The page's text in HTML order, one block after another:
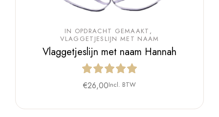
IN OPDRACHT GEMAAKT
VLAGGETJESLIJN MET NAAM
Vlaggetjeslijn met naam Hannah
€26,00Incl. BTW